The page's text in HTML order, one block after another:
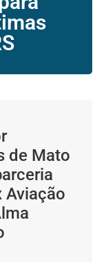
de Mato
Aviação